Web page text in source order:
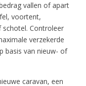
vallen of apart
voortent,
schotel. Controleer
verzekerde
basis van nieuw- of
caravan, een